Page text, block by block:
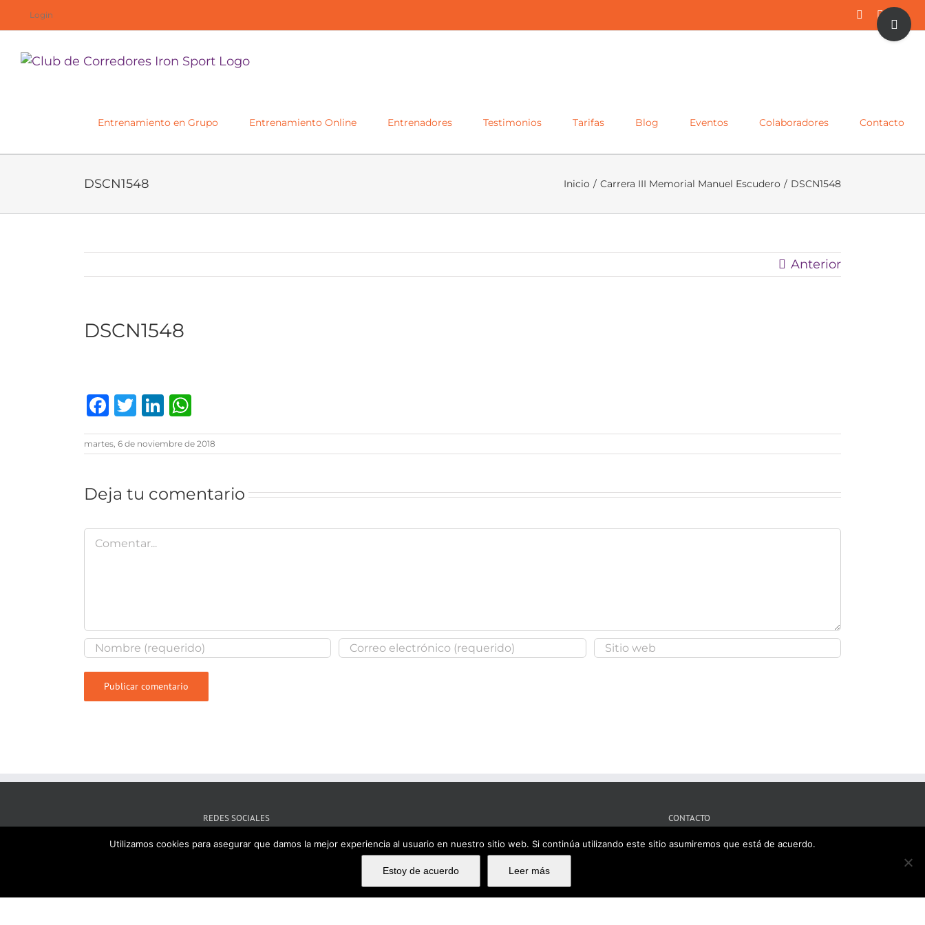
Saltar
al
Login Facebook
Twitter
Entrenamiento en Grupo Entrenamiento Online Entrenadores Testimonios Tarifas Blog Eventos Colaboradores Contacto
DSCN1548 Inicio / Carrera III Memorial Manuel Escudero / DSCN1548
Anterior
DSCN1548
Facebook
TwitterLinkedIn
martes, 6 de noviembre de 2018
Deja tu comentario
Comentar
REDES SOCIALES CONTACTO
Tres Cantos, Madrid
Toggle
Sliding
Utilizamos cookies para asegurar que damos la mejor experiencia al usuario en nuestro sitio web. Si continúa utilizando este sitio asumiremos que está de acuerdo.
Estoy de acuerdo Leer más